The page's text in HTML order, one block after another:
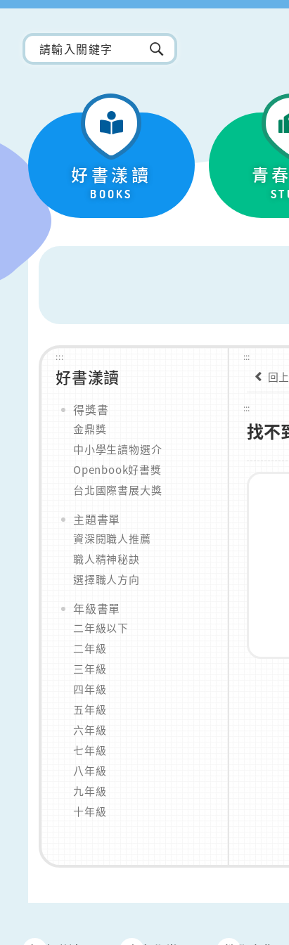
好書漾讀
BOOKS
青
:::
好書漾讀
得獎書
金鼎獎
中小學生讀物選介
Openbook好書獎
台北國際書展大獎
主題書單
資深閱職人推薦
職人精神秘訣
選擇職人方向
年級書單
二年級以下
二年級
三年級
四年級
五年級
六年級
七年級
八年級
九年級
十年級
:::
回
:::
找不